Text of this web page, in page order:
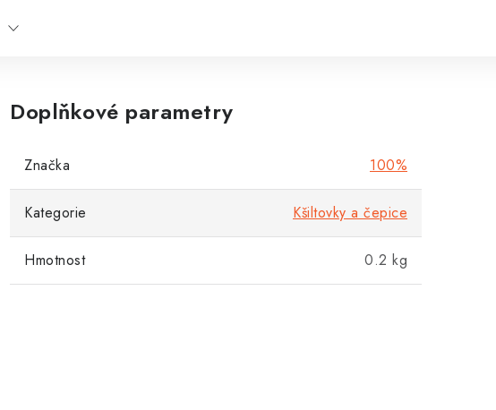
Doplňkové parametry
Značka 100%
Kategorie Kšiltovky a čepice
Hmotnost 0.2 kg